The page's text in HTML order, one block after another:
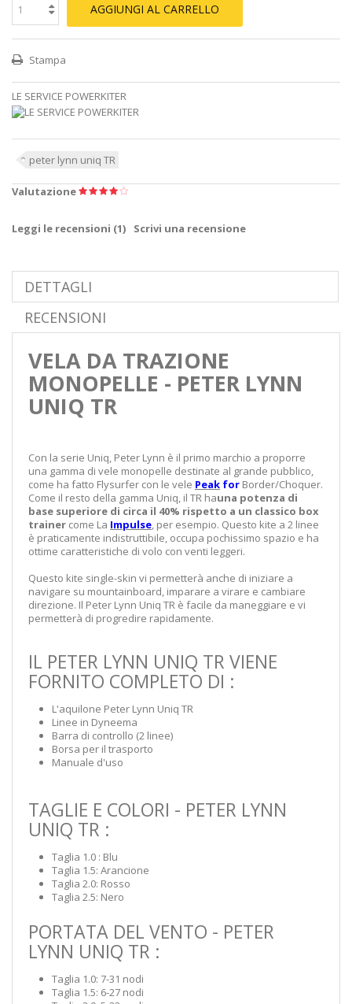
AGGIUNGI AL CARRELLO
Stampa
LE SERVICE POWERKITER
peter lynn uniq TR
Valutazione
Leggi le recensioni (1) Scrivi una recensione
DETTAGLI
RECENSIONI
VELA DA TRAZIONE
MONOPELLE - PETER LYNN
UNIQ TR
Con la serie Uniq, Peter Lynn è il primo marchio a proporre
una gamma di vele monopelle destinate al grande pubblico,
come ha fatto Flysurfer con le vele Peak for Border/Choquer.
Come il resto della gamma Uniq, il TR hauna potenza di
base superiore di circa il 40% rispetto a un classico box
trainer come La Impulse, per esempio. Questo kite a 2 linee
è praticamente indistruttibile, occupa pochissimo spazio e ha
ottime caratteristiche di volo con venti leggeri.
Questo kite single-skin vi permetterà anche di iniziare a
navigare su mountainboard, imparare a virare e cambiare
direzione. Il Peter Lynn Uniq TR è facile da maneggiare e vi
permetterà di progredire rapidamente.
IL PETER LYNN UNIQ TR VIENE
FORNITO COMPLETO DI :
L'aquilone Peter Lynn Uniq TR
Linee in Dyneema
Barra di controllo (2 linee)
Borsa per il trasporto
Manuale d'uso
TAGLIE E COLORI - PETER LYNN
UNIQ TR :
Taglia 1.0 : Blu
Taglia 1.5: Arancione
Taglia 2.0: Rosso
Taglia 2.5: Nero
PORTATA DEL VENTO - PETER
LYNN UNIQ TR :
Taglia 1.0: 7-31 nodi
Taglia 1.5: 6-27 nodi